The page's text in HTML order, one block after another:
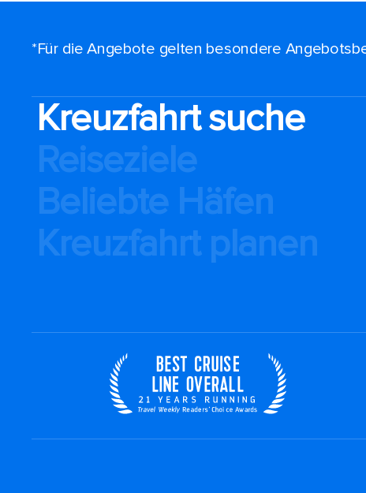
*Für die Angebote gelten besondere
Kreuzfahrt suche
Reiseziele
Beliebte Häfen
Kreuzfahrt planen